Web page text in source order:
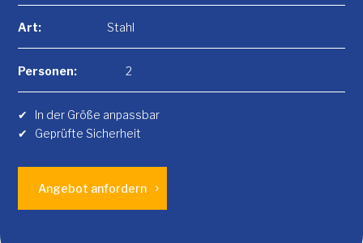
Art: Stahl
Personen: 2
✔ In der Größe anpassbar
✔ Geprüfte Sicherheit
Angebot anfordern